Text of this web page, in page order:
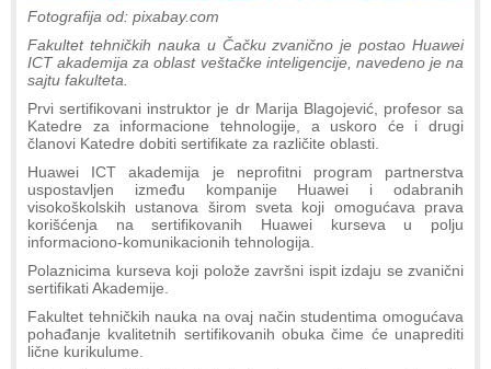
Fotografija od: pixabay.com
Fakultet tehničkih nauka u Čačku zvanično je postao Huawei
ICT akademija za oblast veštačke inteligencije, navedeno je na
sajtu fakulteta.
Prvi sertifikovani instruktor je dr Marija Blagojević, profesor sa
Katedre za informacione tehnologije, a uskoro će i drugi
članovi Katedre dobiti sertifikate za različite oblasti.
Huawei ICT akademija je neprofitni program partnerstva
uspostavljen između kompanije Huawei i odabranih
visokoškolskih ustanova širom sveta koji omogućava prava
korišćenja na sertifikovanih Huawei kurseva u polju
informaciono-komunikacionih tehnologija.
Polaznicima kurseva koji polože završni ispit izdaju se zvanični
sertifikati Akademije.
Fakultet tehničkih nauka na ovaj način studentima omogućava
pohađanje kvalitetnih sertifikovanih obuka čime će unaprediti
lične kurikulume.